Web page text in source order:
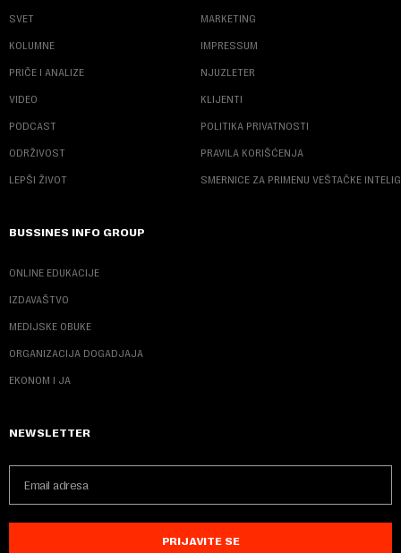
SVET
KOLUMNE
PRIČE I ANALIZE
VIDEO
PODCAST
ODRŽIVOST
LEPŠI ŽIVOT
MARKETING
IMPRESSUM
NJUZLETER
KLIJENTI
POLITIKA PRIVATNOSTI
PRAVILA KORIŠĆENJA
SMERNICE ZA PRIMENU VEŠTAČKE
BUSSINES INFO GROUP
ONLINE EDUKACIJE
IZDAVAŠTVO
MEDIJSKE OBUKE
ORGANIZACIJA DOGADJAJA
EKONOM I JA
NEWSLETTER
PRIJAVITE SE